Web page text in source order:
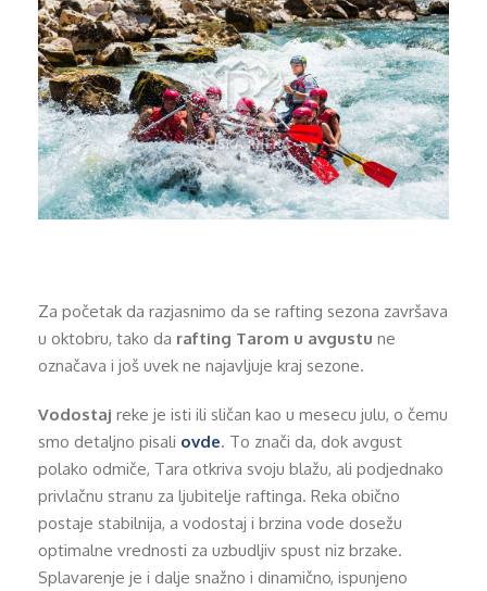
Za početak da razjasnimo da se rafting sezona završava
u oktobru, tako da rafting Tarom u avgustu ne
označava i još uvek ne najavljuje kraj sezone.
Vodostaj reke je isti ili sličan kao u mesecu julu, o čemu
smo detaljno pisali ovde. To znači da, dok avgust
polako odmiče, Tara otkriva svoju blažu, ali podjednako
privlačnu stranu za ljubitelje raftinga. Reka obično
postaje stabilnija, a vodostaj i brzina vode dosežu
optimalne vrednosti za uzbudljiv spust niz brzake.
Splavarenje je i dalje snažno i dinamično, ispunjeno